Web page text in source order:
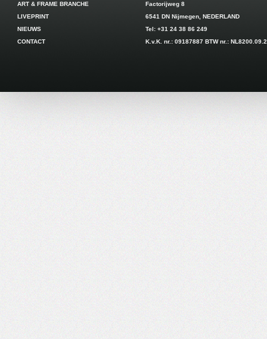
ART & FRAME BRANCHE
LIVEPRINT
NIEUWS
CONTACT
Factorijweg 8
6541 DN Nijmegen, NEDERLAND
Tel: +31 24 38 86 249
K.v.K. nr.: 09187887 BTW nr.: